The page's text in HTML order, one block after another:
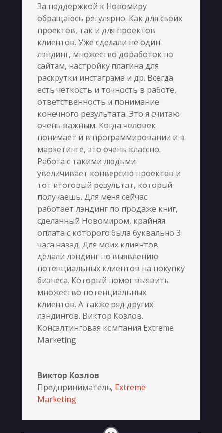
За поддержкой к Новомиру
обращаюсь регулярно. Как для своих
проектов, так и для проектов
клиентов. Уже сделали не один
лэндинг, множество доработок по
сайтам, настройку плагина для
раскрутки инстаграма и др. Всегда
есть чёткость и точность в работе,
ответственность и понимание
конечного результата. Это я считаю
очень важным. Когда человек
понимает и в программировании и в
маркетинге, это очень классно.
Работа с такими людьми
увеличивает конверсию проектов и
тот итоговый результат, который
получаешь. Для меня сейчас
работает лэндинг по продаже книг,
сделанный Новомиром, крайняя
оплата с которого была буквально 3
часа назад. Для моих клиентов
делали лэндинг по выявлению
потенциальных клиентов на покупку
бизнеса. Который помог выявить
множество потенциальных
клиентов. А также ряд других
лэндингов. Виктор Козлов.
Консалтинговая компания Extreme
Marketing
Виктор Козлов
Предприниматель, Extreme
Marketing